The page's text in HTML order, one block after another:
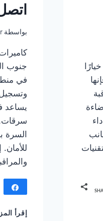
اتصل
بواسطة
جنوب
في
يساعد
سرقات.
السرة
إقرأ